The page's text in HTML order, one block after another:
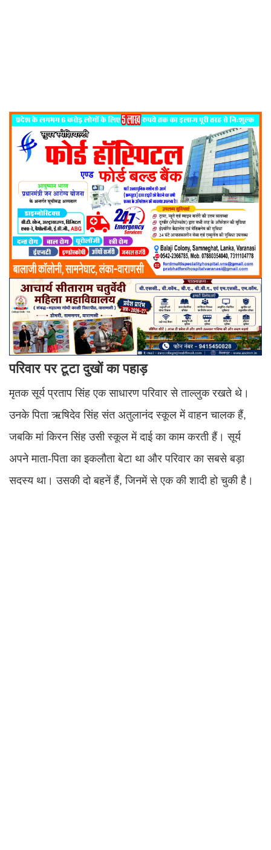
परिवार पर टूटा दुखों का पहाड़
मृतक सूर्य प्रताप सिंह एक साधारण परिवार से ताल्लुक रखते थे।
उनके पिता ऋषिदेव सिंह संत अतुलानंद स्कूल में वाहन चालक हैं,
जबकि मां किरन सिंह उसी स्कूल में दाई का काम करती हैं। सूर्य
अपने माता-पिता का इकलौता बेटा था और परिवार का सबसे बड़ा
सदस्य था। उसकी दो बहनें हैं, जिनमें से एक की शादी हो चुकी है।